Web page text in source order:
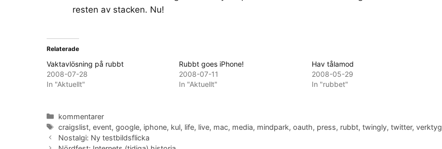
resten av stacken. Nu!
Relaterade
Vaktavlösning på rubbt
2008-07-28
In "Aktuellt"
Rubbt goes iPhone!
2008-07-11
In "Aktuellt"
Hav tålamod
2008-05-29
In "rubbet"
Categories
kommentarer
Tags
craigslist,event,google, iphone, kul, life, live, mac, media, mindpark,oauth, press, rubbt,twingly,twitter,verktyg
Nostalgi: Ny testbildsflicka